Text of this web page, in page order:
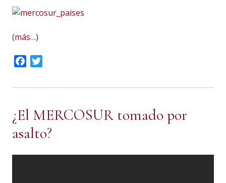
(más…)
Facebook
¿El MERCOSUR tomado por
asalto?